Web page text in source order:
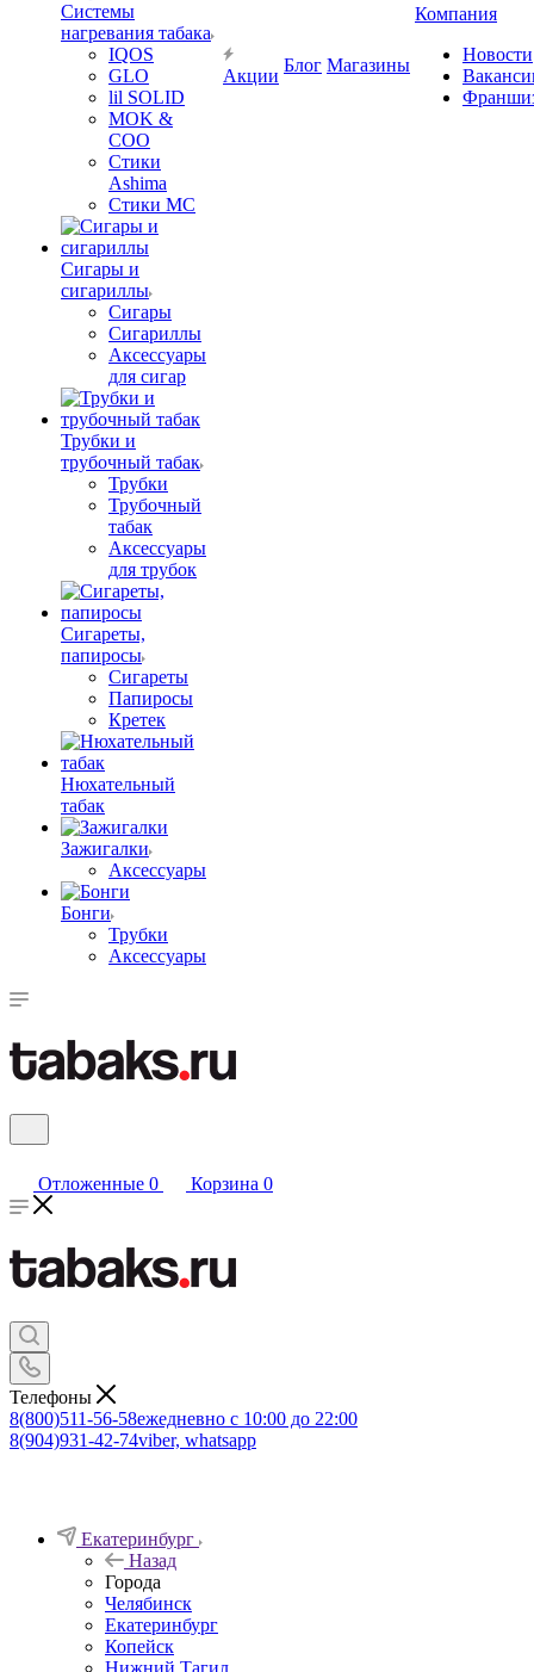
Системы
нагревания табака
IQOS
GLO
lil SOLID
MOK &
COO
Стики
Ashima
Стики MC
Сигары и
сигариллы
Сигары
Сигариллы
Аксессуары
для сигар
Трубки и
трубочный табак
Трубки
Трубочный
табак
Аксессуары
для трубок
Сигареты,
папиросы
Сигареты
Папиросы
Кретек
Нюхательный
табак
Зажигалки
Аксессуары
Бонги
Трубки
Аксессуары
Акции
Блог Магазины
Компания
Новости
Отложенные 0 Корзина 0
Телефоны
8(800)511-56-58ежедневно с 10:00 до 22:00
8(904)931-42-74viber, whatsapp
Екатеринбург
Назад
Города
Челябинск
Екатеринбург
Копейск
Нижний Тагил